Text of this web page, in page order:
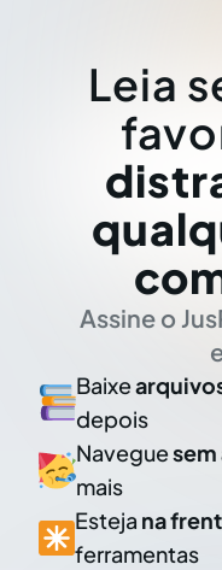
Leia
Assine o
Baixe
depois
Navegue
mais
Esteja na
ferramentas